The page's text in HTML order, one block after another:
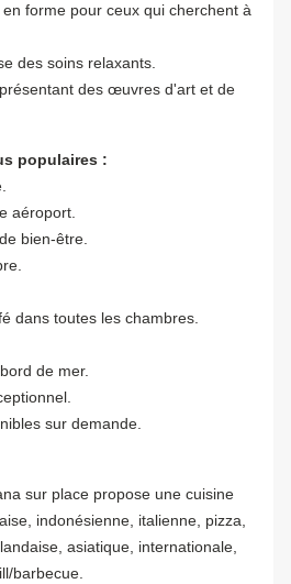
forme pour ceux qui cherchent à
des soins relaxants.
des œuvres d'art et de
populaires :
aéroport.
bien-être.
dans toutes les chambres.
de mer.
sur demande.
sur place propose une cuisine
indonésienne, italienne, pizza,
asiatique, internationale,
barbecue.